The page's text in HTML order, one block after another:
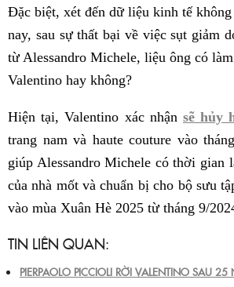
Đặc biệt, xét đến dữ liệu kinh tế
nay, sau sự thất bại về việc sụt giảm
từ Alessandro Michele, liệu ông có
Valentino hay không?
Hiện tại, Valentino xác nhận sẽ hủy
trang nam và haute couture vào
giúp Alessandro Michele có thời gian
của nhà mốt và chuẩn bị cho bộ sưu
vào mùa Xuân Hè 2025 từ tháng 9/
TIN LIÊN QUAN:
PIERPAOLO PICCIOLI RỜI VALENTINO SAU